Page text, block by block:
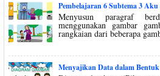
Pembelajaran 6 Subtema 3
Menyusun paragraf
menggunakan gambar
rangkaian dari beberapa
Menyajikan Data dalam